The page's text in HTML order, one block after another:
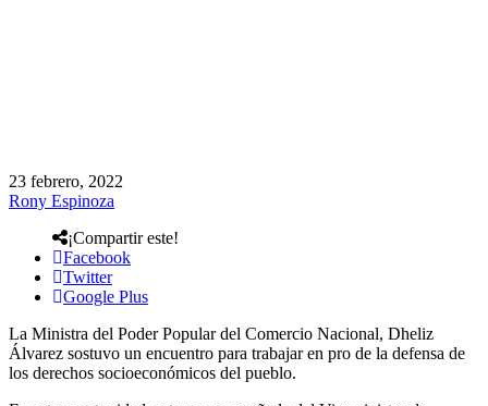
23 febrero, 2022
Rony Espinoza
¡Compartir este!
Facebook
Twitter
Google Plus
La Ministra del Poder Popular del Comercio Nacional, Dheliz
Álvarez sostuvo un encuentro para trabajar en pro de la defensa de
los derechos socioeconómicos del pueblo.